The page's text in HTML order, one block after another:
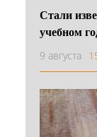
Стали
учебном
9 августа